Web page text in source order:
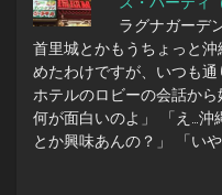
ラグナガーデ
首里城とかもうちょっと
めたわけですが、いつも
ホテルのロビーの会話か
何が面白いのよ」 「え…沖
とか興味あんの？」 「いや